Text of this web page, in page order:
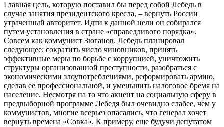
Главная цель, которую поставил бы перед собой Лебедь в
случае занятия президентского кресла, – вернуть России
утраченный авторитет. Идти к данной цели он собирался
путем установления в стране «справедливого порядка».
Совсем как коммунист Зюганов. Лебедь планировал
следующее: сократить число чиновников, принять
эффективные меры по борьбе с коррупцией, уничтожить
структуры организованной преступности, разобраться с
экономическими злоупотреблениями, реформировать армию,
сделав ее профессиональной, и уменьшить налоговое бремя на
население. Несмотря на то что акцент на социальную сферу в
предвыборной программе Лебедя был очевидно слабее, чем у
коммунистов, многие всерьез опасались, что генерал хочет
вернуть времена «Совка». К примеру, еще будучи депутатом